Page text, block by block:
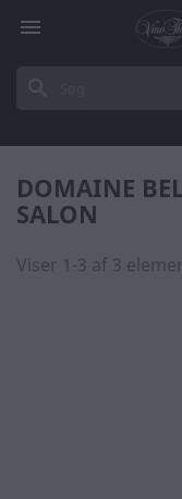

DOMAINE
SALON
Viser 1-3 af 3